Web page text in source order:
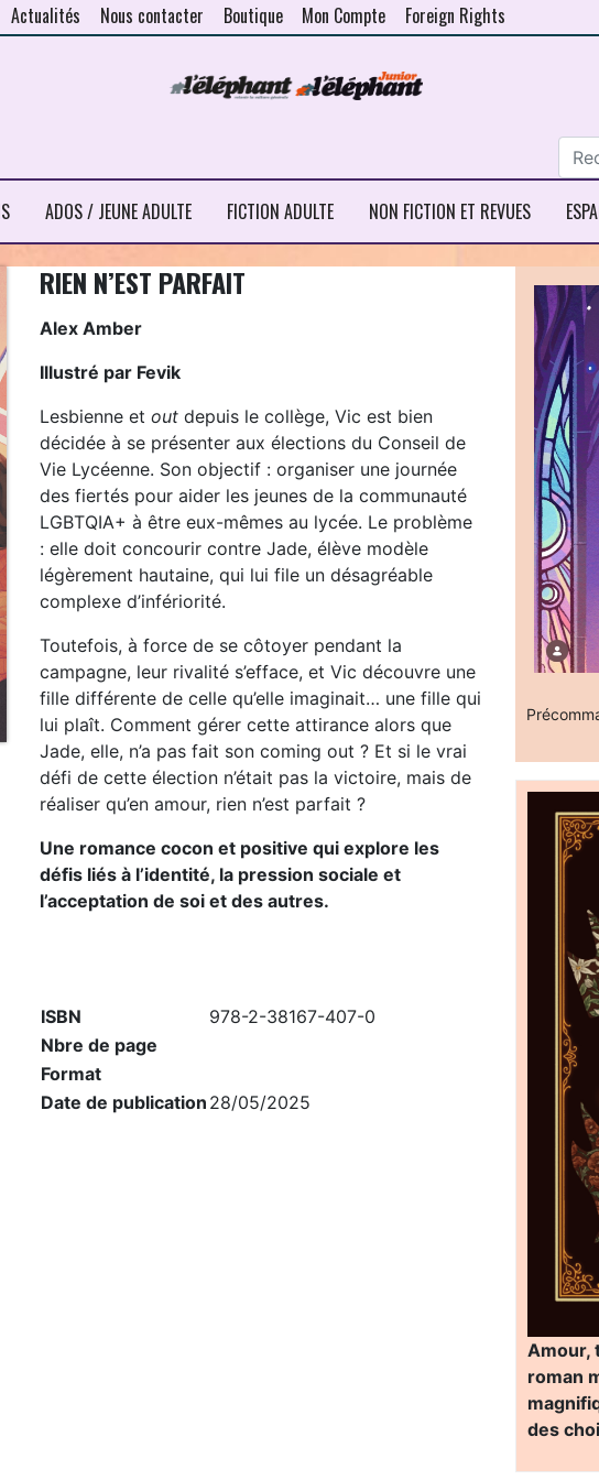
Actualités Nous contacter Boutique Mon Compte Foreign Rights
ADOS / JEUNE ADULTE FICTION ADULTE NON FICTION ET REVUES
RIEN N’EST PARFAIT
Alex Amber
Illustré par Fevik
Lesbienne etout depuis le collège, Vic est bien
décidée à se présenter aux élections du Conseil de
Vie Lycéenne. Son objectif : organiser une journée
des fiertés pour aider les jeunes de la communauté
LGBTQIA+ à être eux-mêmes au lycée. Le problème
: elle doit concourir contre Jade, élève modèle
légèrement hautaine, qui lui file un désagréable
complexe d’infériorité.
Toutefois, à force de se côtoyer pendant la
campagne, leur rivalité s’efface, et Vic découvre une
fille différente de celle qu’elle imaginait… une fille qui
lui plaît. Comment gérer cette attirance alors que
Jade, elle, n’a pas fait son coming out ? Et si le vrai
défi de cette élection n’était pas la victoire, mais de
réaliser qu’en amour, rien n’est parfait ?
Une romance cocon et positive qui explore les
défis liés à l’identité, la pression sociale et
l’acceptation de soi et des autres.
ISBN
978-2-38167-407-0
Nbre de page
Format
Date de publication 28/05/2025
Amour,
roman
des